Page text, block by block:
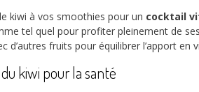
kiwi à vos smoothies pour un cocktail
tel quel pour profiter pleinement de
d’autres fruits pour équilibrer l’apport en
kiwi pour la santé